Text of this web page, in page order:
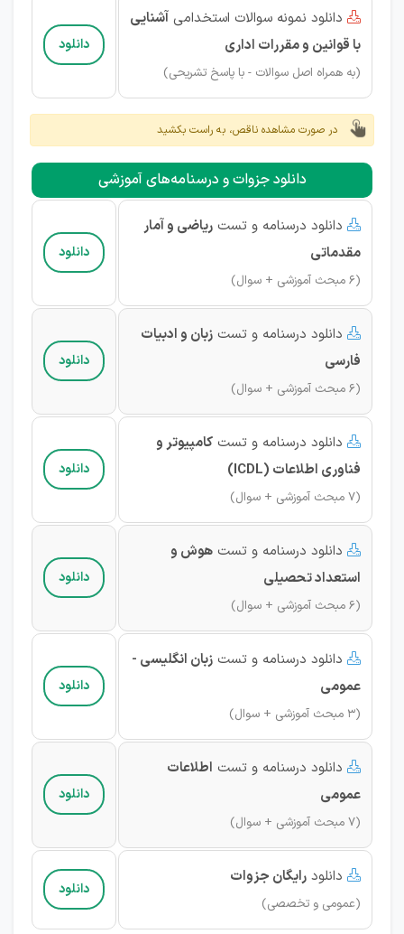
 دانلود نمونه سوالات استخدامی آشنایی
با قوانین و مقررات اداری
(به همراه اصل سوالات - با پاسخ تشریحی)
دانلود
در صورت مشاهده ناقص، به راست بکشید
دانلود جزوات و درسنامه‌های آموزشی
 دانلود درسنامه و تست ریاضی و آمار
مقدماتی
(6 مبحث آموزشی + سوال)
دانلود
 دانلود درسنامه و تست زبان و ادبیات
فارسی
(6 مبحث آموزشی + سوال)
دانلود
 دانلود درسنامه و تست کامپیوتر و
فناوری اطلاعات (ICDL)
(7 مبحث آموزشی + سوال)
دانلود
 دانلود درسنامه و تست هوش و
استعداد تحصیلی
(6 مبحث آموزشی + سوال)
دانلود
 دانلود درسنامه و تست زبان انگلیسی -
عمومی
(3 مبحث آموزشی + سوال)
دانلود
 دانلود درسنامه و تست اطلاعات
عمومی
(7 مبحث آموزشی + سوال)
دانلود
 دانلود رایگان جزوات
(عمومی و تخصصی)
دانلود